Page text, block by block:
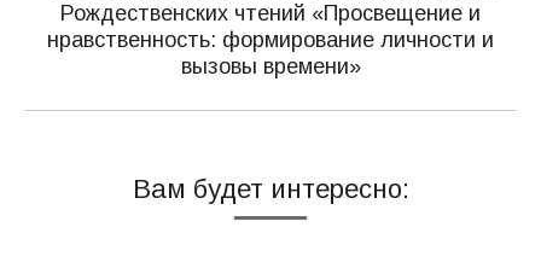
Следующая
запись:
Рождественских чтений «Просвещение и
нравственность: формирование личности и
вызовы времени»
Вам будет интересно: